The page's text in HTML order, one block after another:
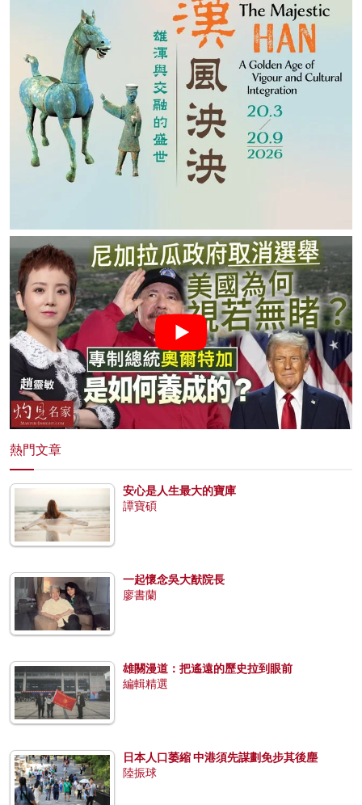
熱門文章
安心是人生最大的寶庫
譚寶碩
一起懷念吳大猷院長
廖書蘭
雄關漫道：把遙遠的歷史拉到眼前
編輯精選
日本人口萎縮 中港須先謀劃免步其後塵
陸振球